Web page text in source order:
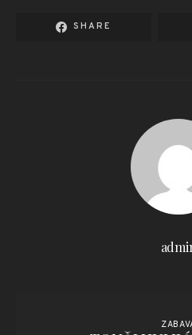
SHARE